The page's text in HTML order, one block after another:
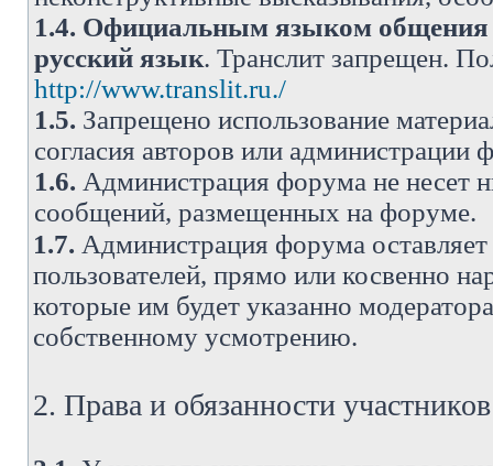
1.4. Официальным языком общения
русский язык. Транслит запрещен.
http://www.translit.ru./
1.5. Запрещено использование
согласия авторов или администрации
1.6. Администрация форума не несет
сообщений, размещенных на форуме.
1.7. Администрация форума
пользователей, прямо или косвенно
которые им будет указанно
собственному усмотрению.
2. Права и обязанности